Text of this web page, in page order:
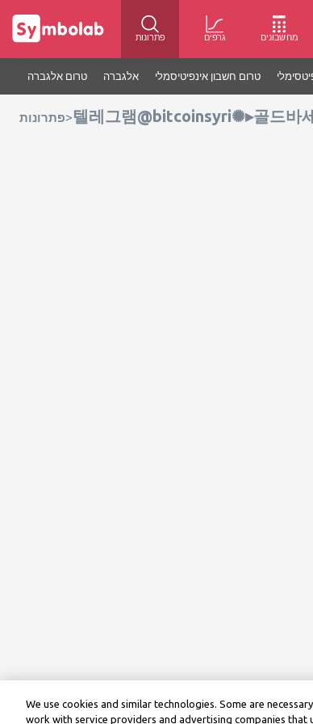
פתרונות גרפים מחשבונים
טרום אלגברה אלגברה טרום חשבון אינפיטיסמלי
פתרונות>텔레그램@bitcoinsyri✺▸골드바
We use cookies and similar technologies. Some are
work with service providers and advertising companies